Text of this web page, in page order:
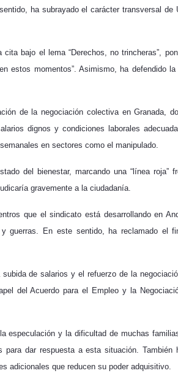
ha subrayado el carácter transversal
bajo el lema “Derechos, no trincheras”,
estos momentos”. Asimismo, ha defendido
de la negociación colectiva en Granada,
dignos y condiciones laborales
en sectores como el manipulado.
del bienestar, marcando una “línea roja”
gravemente a la ciudadanía.
que el sindicato está desarrollando en
guerras. En este sentido, ha reclamado
de salarios y el refuerzo de la
del Acuerdo para el Empleo y la
y la dificultad de muchas
dar respuesta a esta situación.
adicionales que reducen su poder adquisitivo.